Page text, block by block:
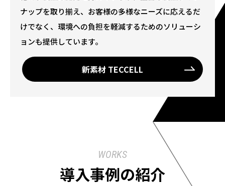
ナップを取り揃え、お客様の多様なニーズに応えるだ
けでなく、環境への負担を軽減するためのソリューシ
ョンも提供しています。
新素材 TECCELL
WORKS
導入事例の紹介